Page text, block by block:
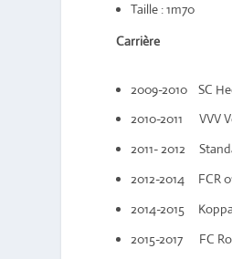
Taille : 1m70
Carrière
2009-2010 SC
2010-2011 VVV
2011- 2012
2012-2014 FCR
2014-2015
2015-2017 FC